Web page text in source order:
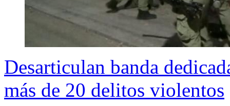
Desarticulan banda
más de 20 delitos violentos